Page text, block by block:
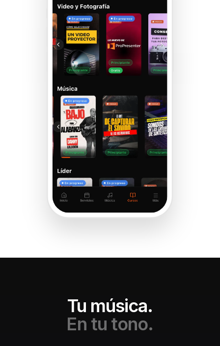
Tu música.
En tu tono.